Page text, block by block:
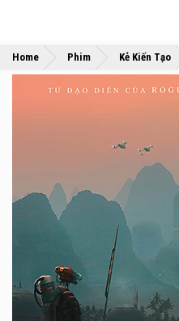
Home Phim Kẻ Kiến Tạo